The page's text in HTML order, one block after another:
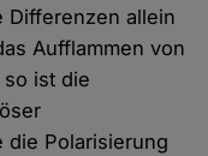
Differenzen allein
Aufflammen von
ist die
die Polarisierung